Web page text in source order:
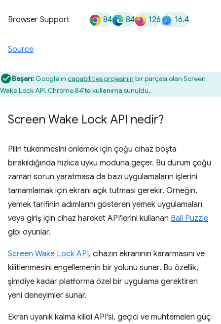
Browser Support 84 84 126 16.4
Source
Başarı:Google'ın capabilities projesinin bir parçası olan Screen
Wake Lock API, Chrome 84'te kullanıma sunuldu.
Screen Wake Lock API nedir?
Pilin tükenmesini önlemek için çoğu cihaz boşta
bırakıldığında hızlıca uyku moduna geçer. Bu durum çoğu
zaman sorun yaratmasa da bazı uygulamaların işlerini
tamamlamak için ekranı açık tutması gerekir. Örneğin,
yemek tarifinin adımlarını gösteren yemek uygulamaları
veya giriş için cihaz hareket API'lerini kullanan Ball Puzzle
gibi oyunlar.
Screen Wake Lock API, cihazın ekranının kararmasını ve
kilitlenmesini engellemenin bir yolunu sunar. Bu özellik,
şimdiye kadar platforma özel bir uygulama gerektiren
yeni deneyimler sunar.
Ekran uyanık kalma kilidi API'si, geçici ve muhtemelen güç